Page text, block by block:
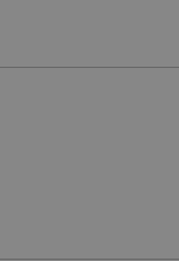
και τη